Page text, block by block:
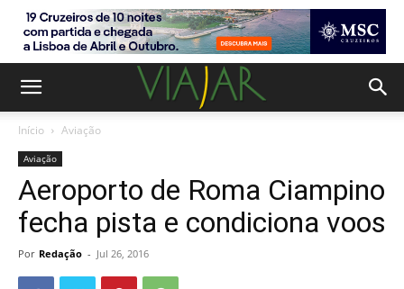
Início Aviação
Aviação
Aeroporto de Roma Ciampino
fecha pista e condiciona voos
Por Redação - Jul 26, 2016